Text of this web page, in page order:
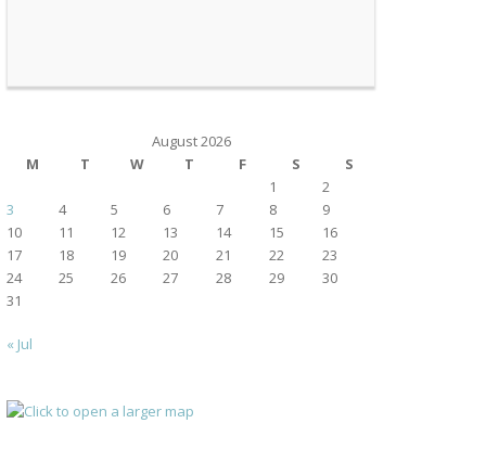
August 2026
M
T W T F S
S
1
2
3
4 5 6 7 8
9
10
11 12 13 14 15
16
17
18 19 20 21 22
23
24
25 26 27 28 29
30
31
« Jul